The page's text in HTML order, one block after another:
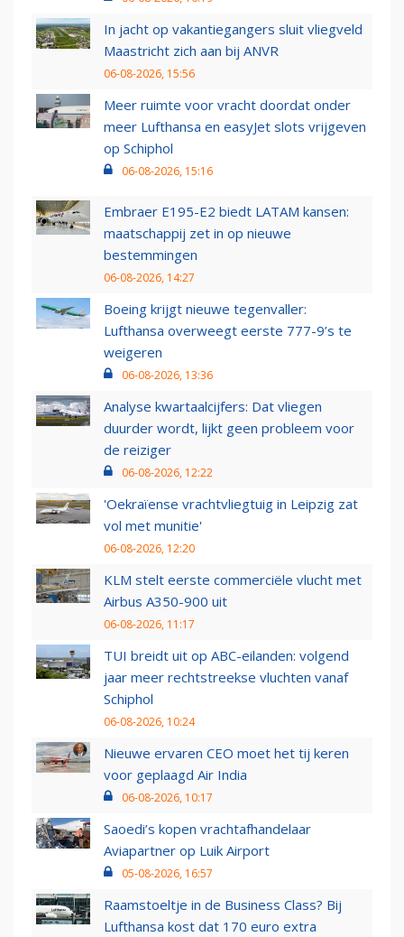
In jacht op vakantiegangers sluit vliegveld
Maastricht zich aan bij ANVR
06-08-2026, 15:56
Meer ruimte voor vracht doordat onder
meer Lufthansa en easyJet slots vrijgeven
op Schiphol
06-08-2026, 15:16
Embraer E195-E2 biedt LATAM kansen:
maatschappij zet in op nieuwe
bestemmingen
06-08-2026, 14:27
Boeing krijgt nieuwe tegenvaller:
Lufthansa overweegt eerste 777-9’s te
weigeren
06-08-2026, 13:36
Analyse kwartaalcijfers: Dat vliegen
duurder wordt, lijkt geen probleem voor
de reiziger
06-08-2026, 12:22
'Oekraïense vrachtvliegtuig in Leipzig zat
vol met munitie'
06-08-2026, 12:20
KLM stelt eerste commerciële vlucht met
Airbus A350-900 uit
06-08-2026, 11:17
TUI breidt uit op ABC-eilanden: volgend
jaar meer rechtstreekse vluchten vanaf
Schiphol
06-08-2026, 10:24
Nieuwe ervaren CEO moet het tij keren
voor geplaagd Air India
06-08-2026, 10:17
Saoedi’s kopen vrachtafhandelaar
Aviapartner op Luik Airport
05-08-2026, 16:57
Raamstoeltje in de Business Class? Bij
Lufthansa kost dat 170 euro extra